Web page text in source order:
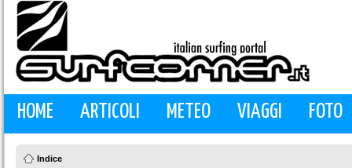
HOME ARTICOLI METEO VIAGGI FOTO
Indice